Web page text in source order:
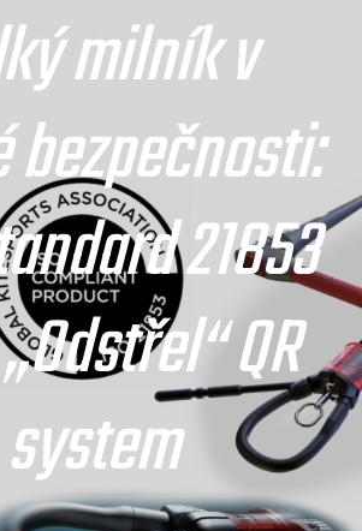
milník v
21853
QR
system